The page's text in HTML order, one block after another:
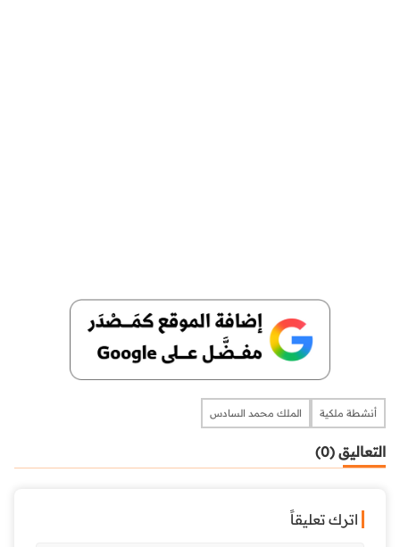
أنشطة ملكية الملك محمد السادس
التعاليق (0)
اترك تعليقاً